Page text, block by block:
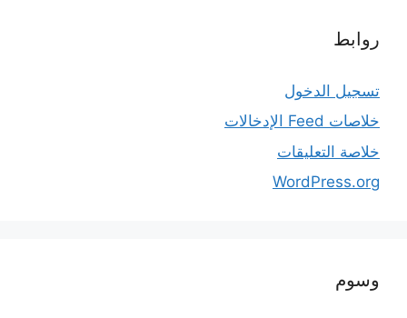
روابط
تسجيل الدخول
خلاصات Feed الإدخالات
خلاصة التعليقات
WordPress.org
وسوم